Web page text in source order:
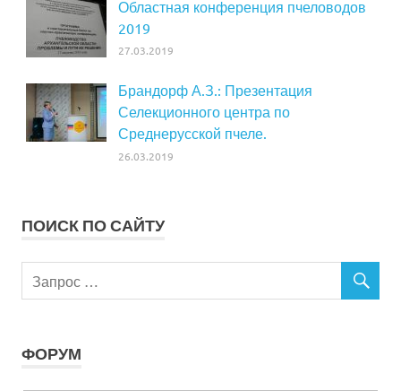
Областная конференция пчеловодов
2019
27.03.2019
Брандорф А.З.: Презентация
Селекционного центра по
Среднерусской пчеле.
26.03.2019
ПОИСК ПО САЙТУ
ФОРУМ